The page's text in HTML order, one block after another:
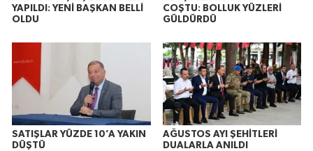
YAPILDI: YENİ BAŞKAN BELLİ
OLDU
COŞTU: BOLLUK YÜZLERİ
GÜLDÜRDÜ
SATIŞLAR YÜZDE 10’A YAKIN
DÜŞTÜ
AĞUSTOS AYI ŞEHİTLERİ
DUALARLA ANILDI